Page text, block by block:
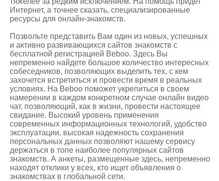
Интернет, а точнее сказать, специализированные
ресурсы для онлайн-знакомств.
Позвольте представить Вам один из новых, успешных
и активно развивающихся сайтов знакомств с
бесплатной регистрацией Beboo. Здесь Вы
непременно найдете большое количество интересных
собеседников, позволяющих выделить тех, с кем
захочется встретиться и провести время в реальных
условиях. На Beboo поможет укрепиться в своем
намерении в каждом конкретном случае онлайн видео
чат, позволяющий, как в жизни, провести настоящее
свидание. Высокий уровень применения
современных информационных технологий, удобство
эксплуатации, высокая надежность сохранения
персональных данных позволяют нашему сервису
держаться в топе наиболее популярных сайтов
знакомств. А анкеты, размещенные здесь, непременно
находят отклики у всех, кто ищет объявления о
знакомствах в глобальной сети.